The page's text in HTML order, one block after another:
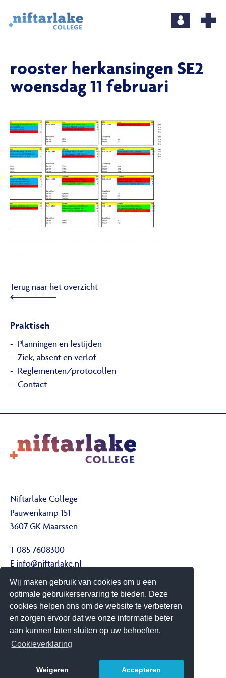
Wij maken gebruik van cookies om u een
optimale gebruikerservaring te bieden. Deze
cookies helpen ons om de website te verbeteren
en zorgen ervoor dat we onze informatie beter
aan kunnen laten sluiten op uw behoeften.
Cookieverklaring
Weigeren Accepteren
rooster herkansingen SE2
woensdag 11 februari
Terug naar het overzicht
Praktisch
Planningen en lestijden
Ziek, absent en verlof
Reglementen/protocollen
Contact
Niftarlake College
Pauwenkamp 151
3607 GK Maarssen
T 085 7608300
Einfo@niftarlake.nl
Volg ons ook op:
Twitter
Youtube
Het Niftarlake College heeft het predicaat Technasium